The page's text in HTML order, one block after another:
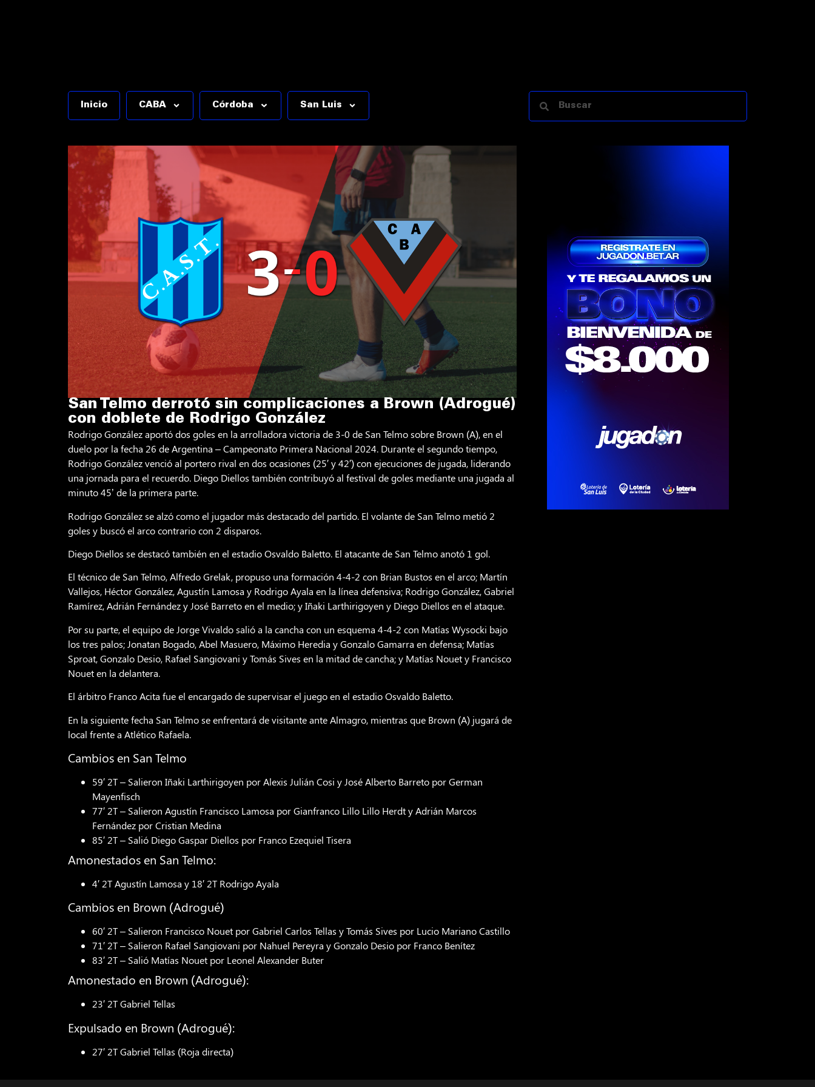
Inicio CABA Córdoba San Luis
San Telmo derrotó sin complicaciones a Brown (Adrogué)
con doblete de Rodrigo González
Rodrigo González aportó dos goles en la arrolladora victoria de 3-0 de San Telmo sobre Brown (A), en el
duelo por la fecha 26 de Argentina – Campeonato Primera Nacional 2024. Durante el segundo tiempo,
Rodrigo González venció al portero rival en dos ocasiones (25′ y 42′) con ejecuciones de jugada, liderando
una jornada para el recuerdo. Diego Diellos también contribuyó al festival de goles mediante una jugada al
minuto 45’ de la primera parte.
Rodrigo González se alzó como el jugador más destacado del partido. El volante de San Telmo metió 2
goles y buscó el arco contrario con 2 disparos.
Diego Diellos se destacó también en el estadio Osvaldo Baletto. El atacante de San Telmo anotó 1 gol.
El técnico de San Telmo, Alfredo Grelak, propuso una formación 4-4-2 con Brian Bustos en el arco; Martín
Vallejos, Héctor González, Agustín Lamosa y Rodrigo Ayala en la línea defensiva; Rodrigo González, Gabriel
Ramírez, Adrián Fernández y José Barreto en el medio; y Iñaki Larthirigoyen y Diego Diellos en el ataque.
Por su parte, el equipo de Jorge Vivaldo salió a la cancha con un esquema 4-4-2 con Matías Wysocki bajo
los tres palos; Jonatan Bogado, Abel Masuero, Máximo Heredia y Gonzalo Gamarra en defensa; Matías
Sproat, Gonzalo Desio, Rafael Sangiovani y Tomás Sives en la mitad de cancha; y Matías Nouet y Francisco
Nouet en la delantera.
El árbitro Franco Acita fue el encargado de supervisar el juego en el estadio Osvaldo Baletto.
En la siguiente fecha San Telmo se enfrentará de visitante ante Almagro, mientras que Brown (A) jugará de
local frente a Atlético Rafaela.
Cambios en San Telmo
59′ 2T – Salieron Iñaki Larthirigoyen por Alexis Julián Cosi y José Alberto Barreto por German
Mayenfisch
77′ 2T – Salieron Agustín Francisco Lamosa por Gianfranco Lillo Lillo Herdt y Adrián Marcos
Fernández por Cristian Medina
85′ 2T – Salió Diego Gaspar Diellos por Franco Ezequiel Tisera
Amonestados en San Telmo:
4′ 2T Agustín Lamosa y 18′ 2T Rodrigo Ayala
Cambios en Brown (Adrogué)
60′ 2T – Salieron Francisco Nouet por Gabriel Carlos Tellas y Tomás Sives por Lucio Mariano Castillo
71′ 2T – Salieron Rafael Sangiovani por Nahuel Pereyra y Gonzalo Desio por Franco Benítez
83′ 2T – Salió Matías Nouet por Leonel Alexander Buter
Amonestado en Brown (Adrogué):
23′ 2T Gabriel Tellas
Expulsado en Brown (Adrogué):
27′ 2T Gabriel Tellas (Roja directa)